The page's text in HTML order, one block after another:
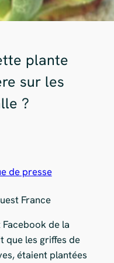
plante
sur les
?
de presse
France
Facebook de la
que les griffes de
étaient plantées